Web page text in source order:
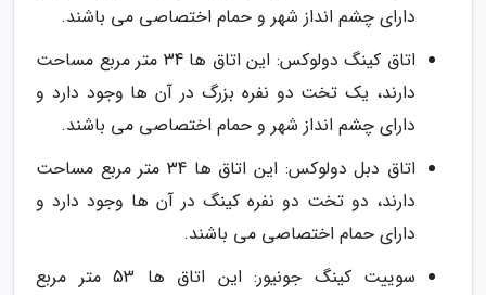
دارای چشم انداز شهر و حمام اختصاصی می باشند.
اتاق کینگ دولوکس: این اتاق ها 34 متر مربع مساحت
دارند، یک تخت دو نفره بزرگ در آن ها وجود دارد و
دارای چشم انداز شهر و حمام اختصاصی می باشند.
اتاق دبل دولوکس: این اتاق ها 34 متر مربع مساحت
دارند، دو تخت دو نفره کینگ در آن ها وجود دارد و
دارای حمام اختصاصی می باشند.
سوییت کینگ جونیور: این اتاق ها 53 متر مربع